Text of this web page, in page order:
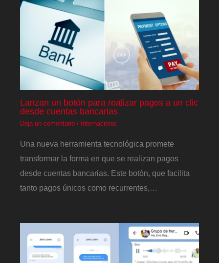
Lanzan un botón para realizar pagos a un clic
desde cuentas bancarias
Deja un comentario / Internacional
Una nueva herramienta tecnológica promete
transformar la forma en que se realizan pagos
desde cuentas bancarias. Este botón, que facilita
tanto pagos únicos como recurrentes,…